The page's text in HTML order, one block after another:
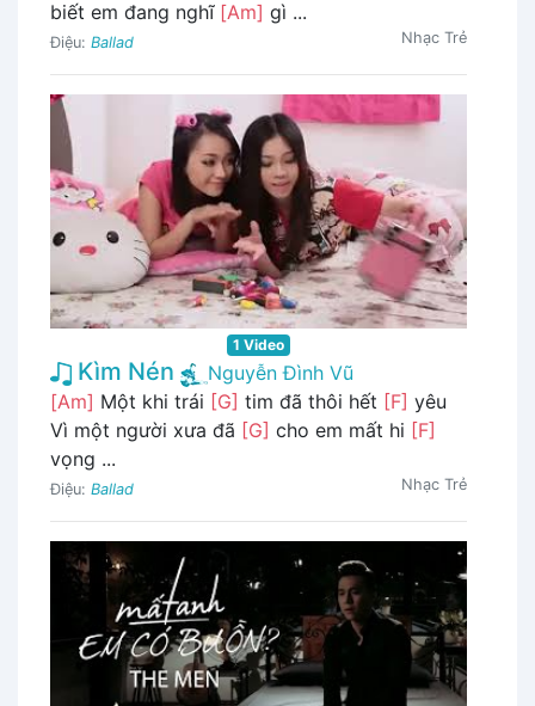
biết em đang nghĩ [Am] gì ...
Điệu: Ballad Nhạc Trẻ
1 Video
Kìm Nén
Nguyễn Đình Vũ
[Am] Một khi trái [G] tim đã thôi hết [F] yêu
Vì một người xưa đã [G] cho em mất hi [F]
vọng ...
Điệu: Ballad Nhạc Trẻ